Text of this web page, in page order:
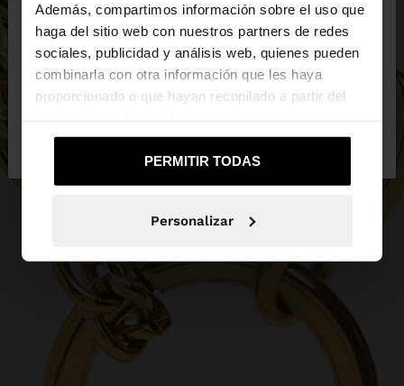
Además, compartimos información sobre el uso que
haga del sitio web con nuestros partners de redes
sociales, publicidad y análisis web, quienes pueden
combinarla con otra información que les haya
proporcionado o que hayan recopilado a partir del
PERMITIR TODAS
Personalizar
Estás accediendo a la web de España. ¿Quieres ir a
la web de United States?